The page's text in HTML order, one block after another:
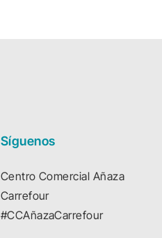
Síguenos
Centro Comercial Añaza
Carrefour
#CCAñazaCarrefour